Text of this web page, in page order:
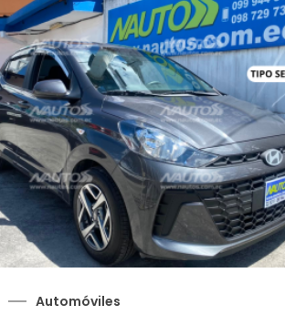
Automóviles